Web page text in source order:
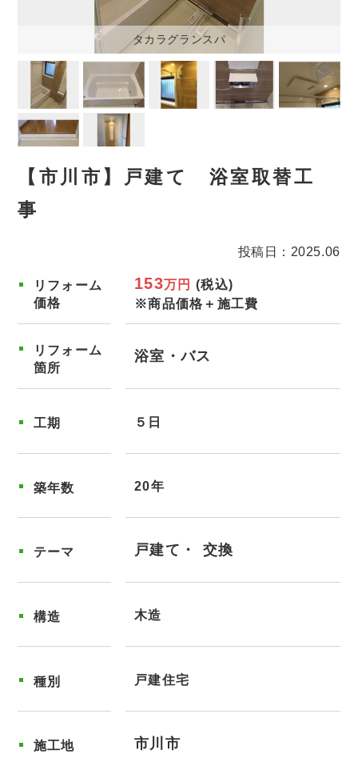
タカラグランスパ
【市川市】戸建て 浴室取替工
事
投稿日：2025.06
リフォーム
価格
153万円 (税込)
※商品価格＋施工費
リフォーム
箇所
浴室・バス
工期 ５日
築年数 20年
テーマ 戸建て 交換
構造 木造
種別 戸建住宅
施工地 市川市